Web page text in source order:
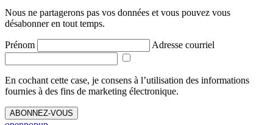
Nous ne partagerons pas vos données et vous pouvez vous
désabonner en tout temps.
Prénom Adresse courriel
En cochant cette case, je consens à l’utilisation des informations
fournies à des fins de marketing électronique.
ABONNEZ-VOUS